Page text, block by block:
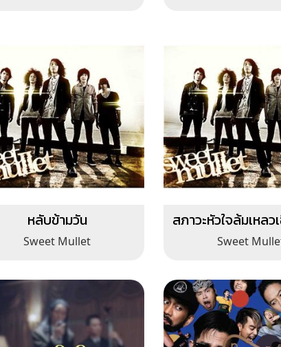
หลับข้ามวัน
Sweet Mullet
สภาวะหัวใจล้มเหล
Sweet